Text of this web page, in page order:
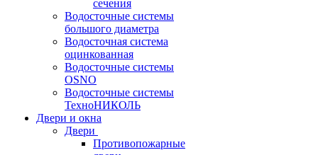
сечения
Водосточные системы
большого диаметра
Водосточная система
оцинкованная
Водосточные системы
OSNO
Водосточные системы
ТехноНИКОЛЬ
Двери и окна
Двери
Противопожарные